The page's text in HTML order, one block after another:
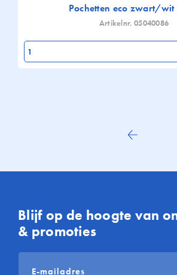
Pochetten eco zwart/wit
Artikelnr. 05040086
Vorige
Blijf op de hoogte van
& promoties
E-
mailadres